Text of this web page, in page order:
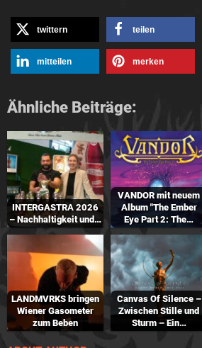
twittern teilen
mitteilen merken
Ähnliche Beiträge:
INTERGASTRA 2026
– Nachhaltigkeit und…
VANDOR mit neuem
Album "The Ember
Eye Part 2: The…
LANDMVRKS bringen
Wiener Gasometer
zum Beben
Canvas Of Silence –
Zwischen Stille und
Sturm – Ein…